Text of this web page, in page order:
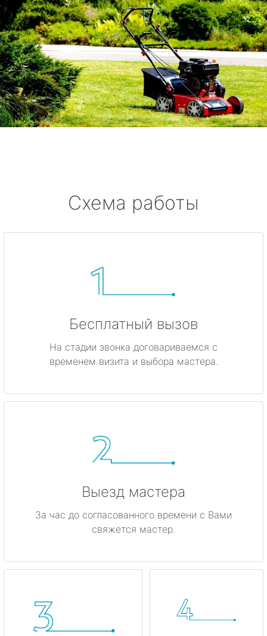
Схема работы
Бесплатный вызов
На стадии звонка договариваемся с
временем визита и выбора мастера.
Выезд мастера
За час до согласованного времени с Вами
свяжется мастер.